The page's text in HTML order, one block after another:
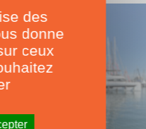
des
donne
ceux